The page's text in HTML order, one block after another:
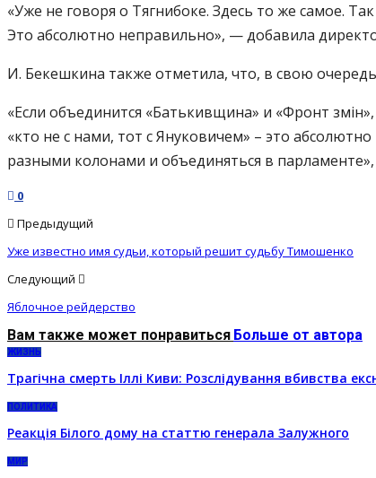
«Уже не говоря о Тягнибоке. Здесь то же самое.
Это абсолютно неправильно», — добавила
И. Бекешкина также отметила, что, в свою
«Если объединится «Батькивщина» и «Фронт
«кто не с нами, тот с Януковичем» – это
разными колонами и объединяться в
0
Предыдущий
Уже известно имя судьи, который решит судьбу Тимошенко
Следующий
Яблочное рейдерство
Вам также может понравиться Больше от автора
ЖИЗНЬ
Трагічна смерть Іллі Киви: Розслідування вбивства
ПОЛИТИКА
Реакція Білого дому на статтю генерала Залужного
МИР